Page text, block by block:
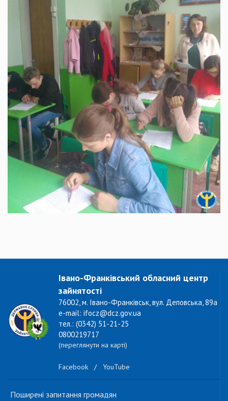
Івано-Франківський обласний центр
зайнятості
76002, м. Івано-Франківськ, вул. Деповська, 89а
e-mail: ifocz@dcz.gov.ua
тел.: (0342) 51-21-25
0800219717
(переглянути на карті)
Facebook / YouTube
Поширені запитання громадян